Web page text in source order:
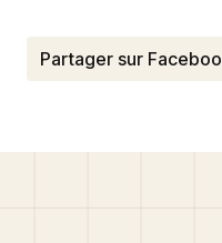
Partager sur